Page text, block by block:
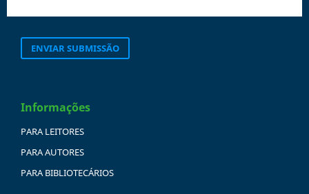
ENVIAR SUBMISSÃO
Informações
PARA LEITORES
PARA AUTORES
PARA BIBLIOTECÁRIOS